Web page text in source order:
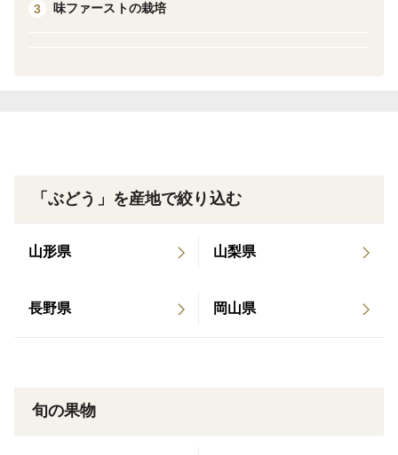
がございます。
はお手元でお願いします。気になる場合は、皮を剥くか
ます。出荷時期の変動や出荷ができない場合もございま
もって発送させていただいておりました。
3
味ファーストの栽培
「ぶどう」を産地で絞り込む
山形県 山梨県
長野県 岡山県
旬の果物